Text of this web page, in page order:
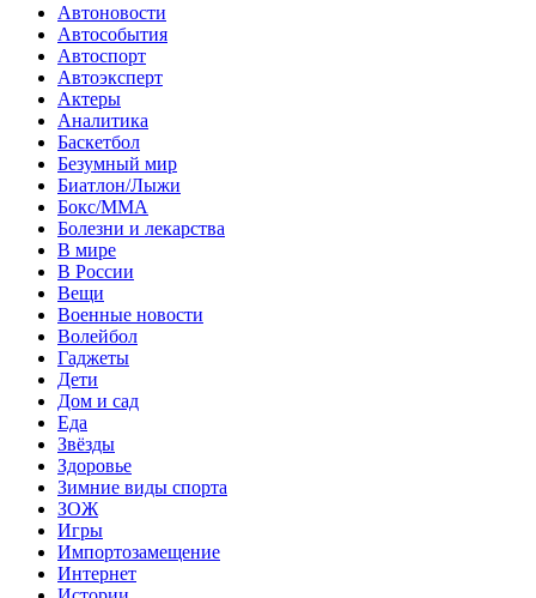
Автоновости
Автособытия
Автоспорт
Автоэксперт
Актеры
Аналитика
Баскетбол
Безумный мир
Биатлон/Лыжи
Бокс/MMA
Болезни и лекарства
В мире
В России
Вещи
Военные новости
Волейбол
Гаджеты
Дети
Дом и сад
Еда
Звёзды
Здоровье
Зимние виды спорта
ЗОЖ
Игры
Импортозамещение
Интернет